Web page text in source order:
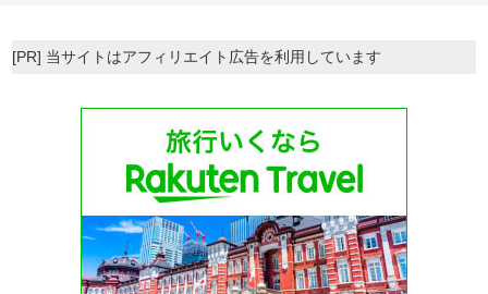
[PR] 当サイトはアフィリエイト広告を利用しています